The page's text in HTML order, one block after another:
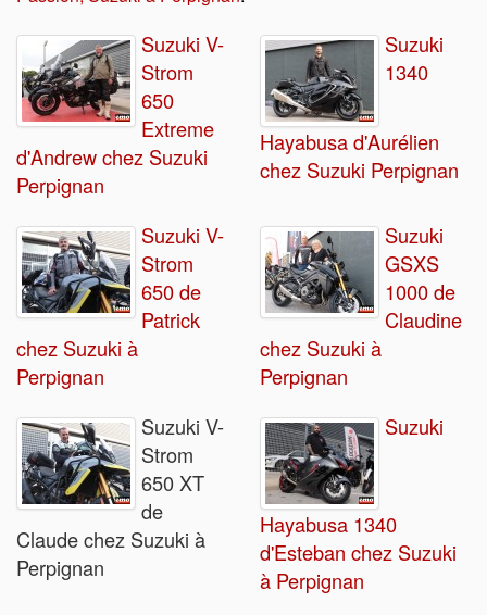
Suzuki V-
Strom
650
Extreme
d'Andrew chez Suzuki
Perpignan
Suzuki
1340
Hayabusa d'Aurélien
chez Suzuki Perpignan
Suzuki V-
Strom
650 de
Patrick
chez Suzuki à
Perpignan
Suzuki
GSXS
1000 de
Claudine
chez Suzuki à
Perpignan
Suzuki V-
Strom
650 XT
de
Claude chez Suzuki à
Perpignan
Suzuki
Hayabusa 1340
d'Esteban chez Suzuki
à Perpignan